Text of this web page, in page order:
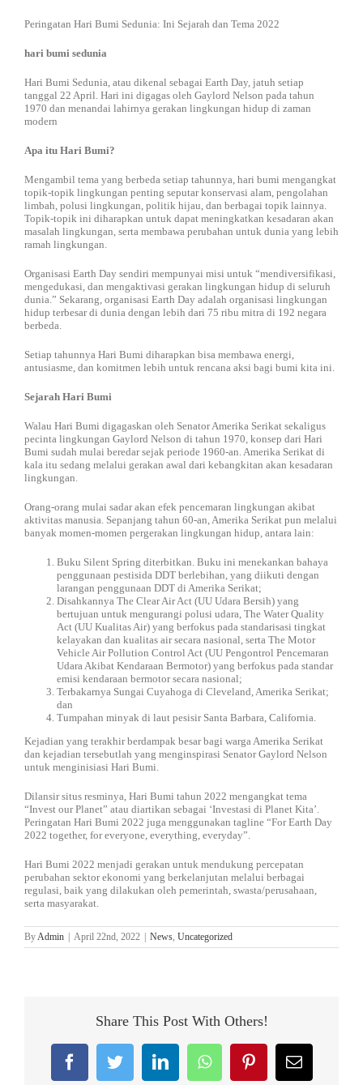
Jasa Konsultan & Desain Perencanaan
BLOG
HUBUNGI
Peringatan Hari Bumi Sedunia: Ini Sejarah dan Tema 2022
hari bumi sedunia
Hari Bumi Sedunia, atau dikenal sebagai Earth Day, jatuh setiap
tanggal 22 April. Hari ini digagas oleh Gaylord Nelson pada tahun
1970 dan menandai lahirnya gerakan lingkungan hidup di zaman
modern
Apa itu Hari Bumi?
Mengambil tema yang berbeda setiap tahunnya, hari bumi mengangkat
topik-topik lingkungan penting seputar konservasi alam, pengolahan
limbah, polusi lingkungan, politik hijau, dan berbagai topik lainnya.
Topik-topik ini diharapkan untuk dapat meningkatkan kesadaran akan
masalah lingkungan, serta membawa perubahan untuk dunia yang lebih
ramah lingkungan.
Organisasi Earth Day sendiri mempunyai misi untuk “mendiversifikasi,
mengedukasi, dan mengaktivasi gerakan lingkungan hidup di seluruh
dunia.” Sekarang, organisasi Earth Day adalah organisasi lingkungan
hidup terbesar di dunia dengan lebih dari 75 ribu mitra di 192 negara
berbeda.
Setiap tahunnya Hari Bumi diharapkan bisa membawa energi,
antusiasme, dan komitmen lebih untuk rencana aksi bagi bumi kita ini.
Sejarah Hari Bumi
Walau Hari Bumi digagaskan oleh Senator Amerika Serikat sekaligus
pecinta lingkungan Gaylord Nelson di tahun 1970, konsep dari Hari
Bumi sudah mulai beredar sejak periode 1960-an. Amerika Serikat di
kala itu sedang melalui gerakan awal dari kebangkitan akan kesadaran
lingkungan.
Orang-orang mulai sadar akan efek pencemaran lingkungan akibat
aktivitas manusia. Sepanjang tahun 60-an, Amerika Serikat pun melalui
banyak momen-momen pergerakan lingkungan hidup, antara lain:
Buku Silent Spring diterbitkan. Buku ini menekankan bahaya
penggunaan pestisida DDT berlebihan, yang diikuti dengan
larangan penggunaan DDT di Amerika Serikat;
Disahkannya The Clear Air Act (UU Udara Bersih) yang
bertujuan untuk mengurangi polusi udara, The Water Quality
Act (UU Kualitas Air) yang berfokus pada standarisasi tingkat
kelayakan dan kualitas air secara nasional, serta The Motor
Vehicle Air Pollution Control Act (UU Pengontrol Pencemaran
Udara Akibat Kendaraan Bermotor) yang berfokus pada standar
emisi kendaraan bermotor secara nasional;
Terbakarnya Sungai Cuyahoga di Cleveland, Amerika Serikat;
dan
Tumpahan minyak di laut pesisir Santa Barbara, California.
Kejadian yang terakhir berdampak besar bagi warga Amerika Serikat
dan kejadian tersebutlah yang menginspirasi Senator Gaylord Nelson
untuk menginisiasi Hari Bumi.
Dilansir situs resminya, Hari Bumi tahun 2022 mengangkat tema
“Invest our Planet” atau diartikan sebagai ‘Investasi di Planet Kita’.
Peringatan Hari Bumi 2022 juga menggunakan tagline “For Earth Day
2022 together, for everyone, everything, everyday”.
Hari Bumi 2022 menjadi gerakan untuk mendukung percepatan
perubahan sektor ekonomi yang berkelanjutan melalui berbagai
regulasi, baik yang dilakukan oleh pemerintah, swasta/perusahaan,
serta masyarakat.
ByAdmin April 22nd, 2022 News, Uncategorized
Share This Post With Others!
FacebookTwitterLinkedInWhatsAppPinterestEmail